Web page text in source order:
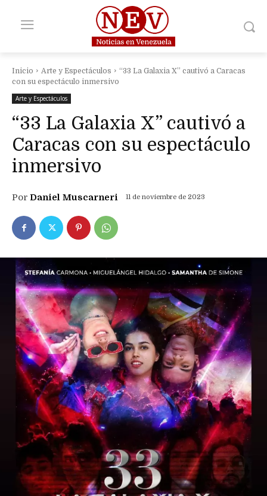
Inicio Arte y Espectáculos
“33 La Galaxia X” cautivó a Caracas
con su espectáculo inmersivo
Arte y Espectáculos
“33 La Galaxia X” cautivó a
Caracas con su espectáculo
inmersivo
Por Daniel Muscarneri 11 de noviembre de 2023